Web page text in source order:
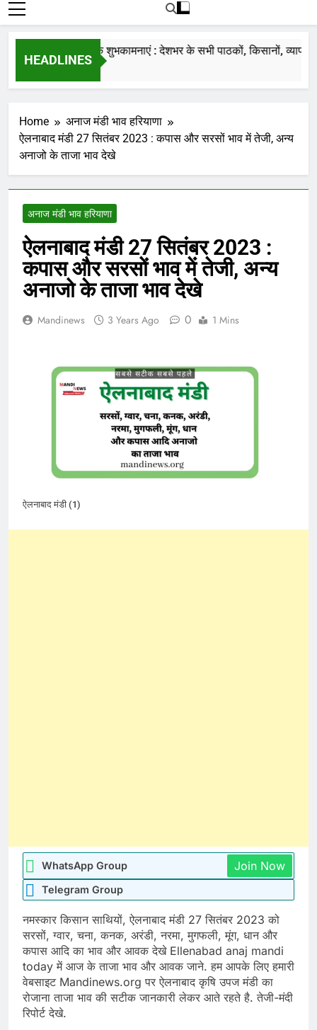
रोजाना हमारे पोर्टल Mandinews.org पर प्रदर्शित
की जाती है.
HEADLINES
नववर्ष की हार्दिक शुभकामनाएं : देशभर के सभी पाठकों, किसानों, व्यापारियों…
7 Months Ago
Home
अनाज मंडी भाव हरियाणा
ऐलनाबाद मंडी 27 सितंबर 2023 : कपास और सरसों भाव में तेजी, अन्य
अनाजो के ताजा भाव देखे
अनाज मंडी भाव हरियाणा
ऐलनाबाद मंडी 27 सितंबर 2023 :
कपास और सरसों भाव में तेजी, अन्य
अनाजो के ताजा भाव देखे
Mandinews 3 Years Ago 0 1 Mins
ऐलनाबाद मंडी (1)
WhatsApp Group Join Now
Telegram Group
नमस्कार किसान साथियों, ऐलनाबाद मंडी 27 सितंबर 2023 को
सरसों, ग्वार, चना, कनक, अरंडी, नरमा, मुगफली, मूंग, धान और
कपास आदि का भाव और आवक देखे Ellenabad anaj mandi
today में आज के ताजा भाव और आवक जाने. हम आपके लिए हमारी
वेबसाइट Mandinews.org पर ऐलनाबाद कृषि उपज मंडी का
रोजाना ताजा भाव की सटीक जानकारी लेकर आते रहते है. तेजी-मंदी
रिपोर्ट देखे.